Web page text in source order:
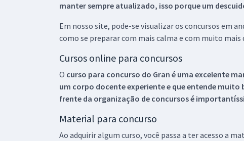
manter sempre atualizado, isso porque um
Em nosso site, pode-se visualizar os concursos em
como se preparar com mais calma e com muito mais
Cursos online para concursos
O curso para concurso do Gran é uma excelente
um corpo docente experiente e que entende
frente da organização de concursos é
Material para concurso
Ao adquirir algum curso, você passa a ter acesso a